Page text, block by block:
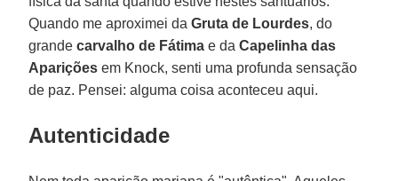
Quando me aproximei daGruta de Lourdes, do
grandecarvalho de Fátimae daCapelinha das
Aparições em Knock, senti uma profunda sensação
de paz. Pensei: alguma coisa aconteceu aqui.
Autenticidade